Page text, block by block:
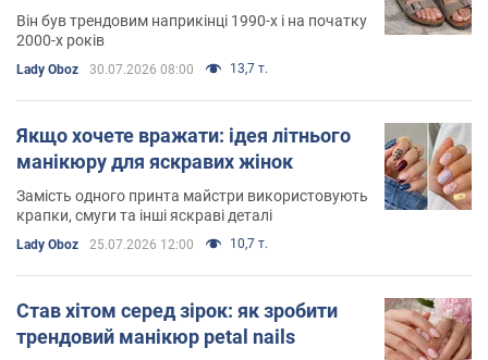
Він був трендовим наприкінці 1990-х і на початку
2000-х років
Lady Oboz 30.07.2026 08:00 13,7 т.
Якщо хочете вражати: ідея літнього
манікюру для яскравих жінок
Замість одного принта майстри використовують
крапки, смуги та інші яскраві деталі
Lady Oboz 25.07.2026 12:00 10,7 т.
Став хітом серед зірок: як зробити
трендовий манікюр petal nails